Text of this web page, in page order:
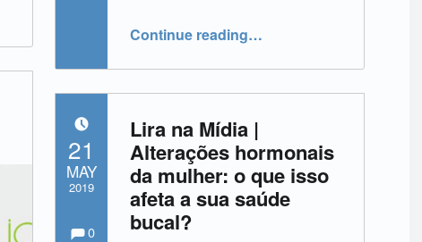
Continue reading…
Lira na Mídia |
Alterações hormonais
da mulher: o que isso
afeta a sua saúde
bucal?
21
MAY
2019
Written by: Comments:
Comments:
0